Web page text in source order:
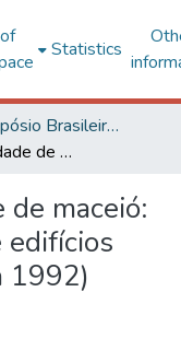
Statistics
SBQP - Simpósio Brasileiro de Qualidade do Projeto no Ambiente Construído
Verticalização na cidade de maceió: estudo de tipologias de edifícios multifamiliares (1986 a 1992)
de maceió:
1992)